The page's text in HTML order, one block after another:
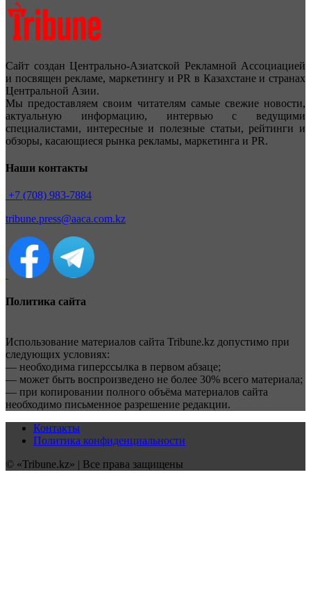
Сайт создан Центрально-Азиатской Рекламной Ассоциацией
и посвящен рекламе, маркетингу и PR в Казахстане и странах
Центральной Азии.
Мы предоставляем своим читателям самые свежие новости,
актуальную информацию, интервью с ведущими
специалистами, интересные и полезные статьи, рейтинги и
обзоры, касающиеся рынка рекламы, маркетинга и PR.
Наши контакты
+7 (708) 983-7884
tribune.press@aaca.com.kz
Политика сайта
Использование материалов сайта Tribune.kz допустимо при
следующих условиях:
— необходима гиперссылка в первом абзаце;
— может быть воспроизведено не более 30% всего материала;
— при копировании полного объёма материалов сайта
необходимо письменное разрешение редакции.
Контакты
Политика конфиденциальности
© «Tribune.kz» | Все права защищены